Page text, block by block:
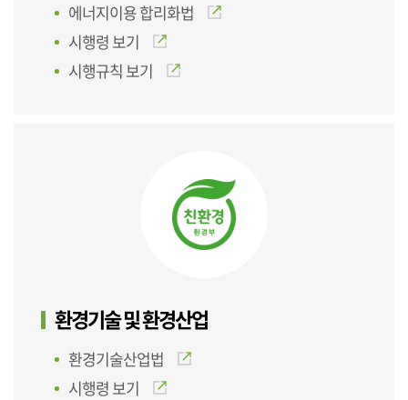
에너지이용 합리화법
시행령 보기
시행규칙 보기
환경기술 및 환경산업
환경기술산업법
시행령 보기